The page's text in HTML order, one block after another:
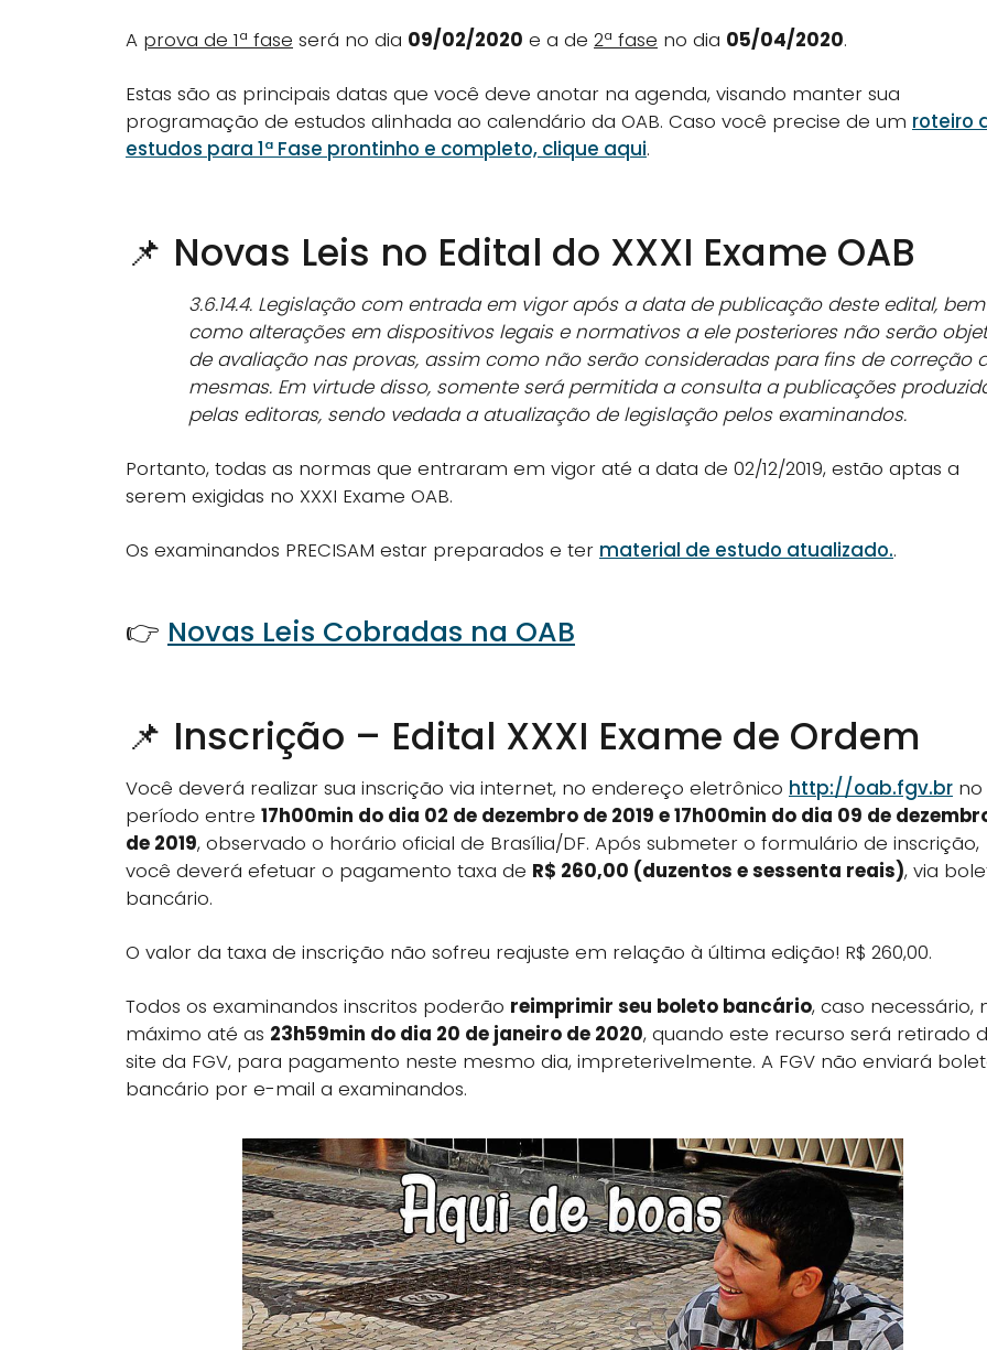
A prova de 1ª fase será no dia 09/02/2020 e a de 2ª fase no dia 05/04/2020.
Estas são as principais datas que você deve anotar na agenda, visando manter sua
programação de estudos alinhada ao calendário da OAB. Caso você precise de um roteiro
estudos para 1ª Fase prontinho e completo, clique aqui.
📌 Novas Leis no Edital do XXXI Exame OAB
3.6.14.4. Legislação com entrada em vigor após a data de publicação deste edital, bem
como alterações em dispositivos legais e normativos a ele posteriores não serão
de avaliação nas provas, assim como não serão consideradas para fins de correção
mesmas. Em virtude disso, somente será permitida a consulta a publicações
pelas editoras, sendo vedada a atualização de legislação pelos examinandos.
Portanto, todas as normas que entraram em vigor até a data de 02/12/2019, estão aptas a
serem exigidas no XXXI Exame OAB.
Os examinandos PRECISAM estar preparados e ter material de estudo atualizado..
👉 Novas Leis Cobradas na OAB
📌 Inscrição – Edital XXXI Exame de Ordem
Você deverá realizar sua inscrição via internet, no endereço eletrônico http://oab.fgv.br no
período entre 17h00min do dia 02 de dezembro de 2019 e 17h00min do dia 09 de
de 2019, observado o horário oficial de Brasília/DF. Após submeter o formulário de inscrição,
você deverá efetuar o pagamento taxa de R$ 260,00 (duzentos e sessenta reais), via
bancário.
O valor da taxa de inscrição não sofreu reajuste em relação à última edição! R$ 260,00.
Todos os examinandos inscritos poderão reimprimir seu boleto bancário, caso necessário,
máximo até as 23h59min do dia 20 de janeiro de 2020, quando este recurso será retirado
site da FGV, para pagamento neste mesmo dia, impreterivelmente. A FGV não enviará
bancário por e-mail a examinandos.